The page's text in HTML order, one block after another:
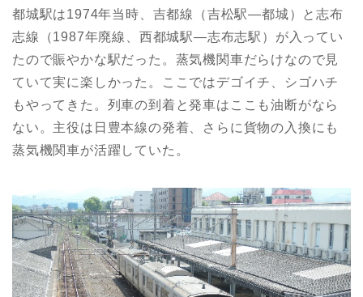
都城駅は1974年当時、吉都線（吉松駅―都城）と志布
志線（1987年廃線、西都城駅―志布志駅）が入ってい
たので賑やかな駅だった。蒸気機関車だらけなので見
ていて実に楽しかった。ここではデゴイチ、シゴハチ
もやってきた。列車の到着と発車はここも油断がなら
ない。主役は日豊本線の発着、さらに貨物の入換にも
蒸気機関車が活躍していた。